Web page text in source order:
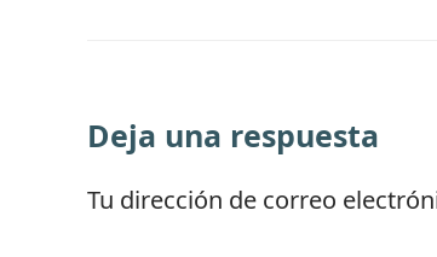
Deja una respuesta
Tu dirección de correo